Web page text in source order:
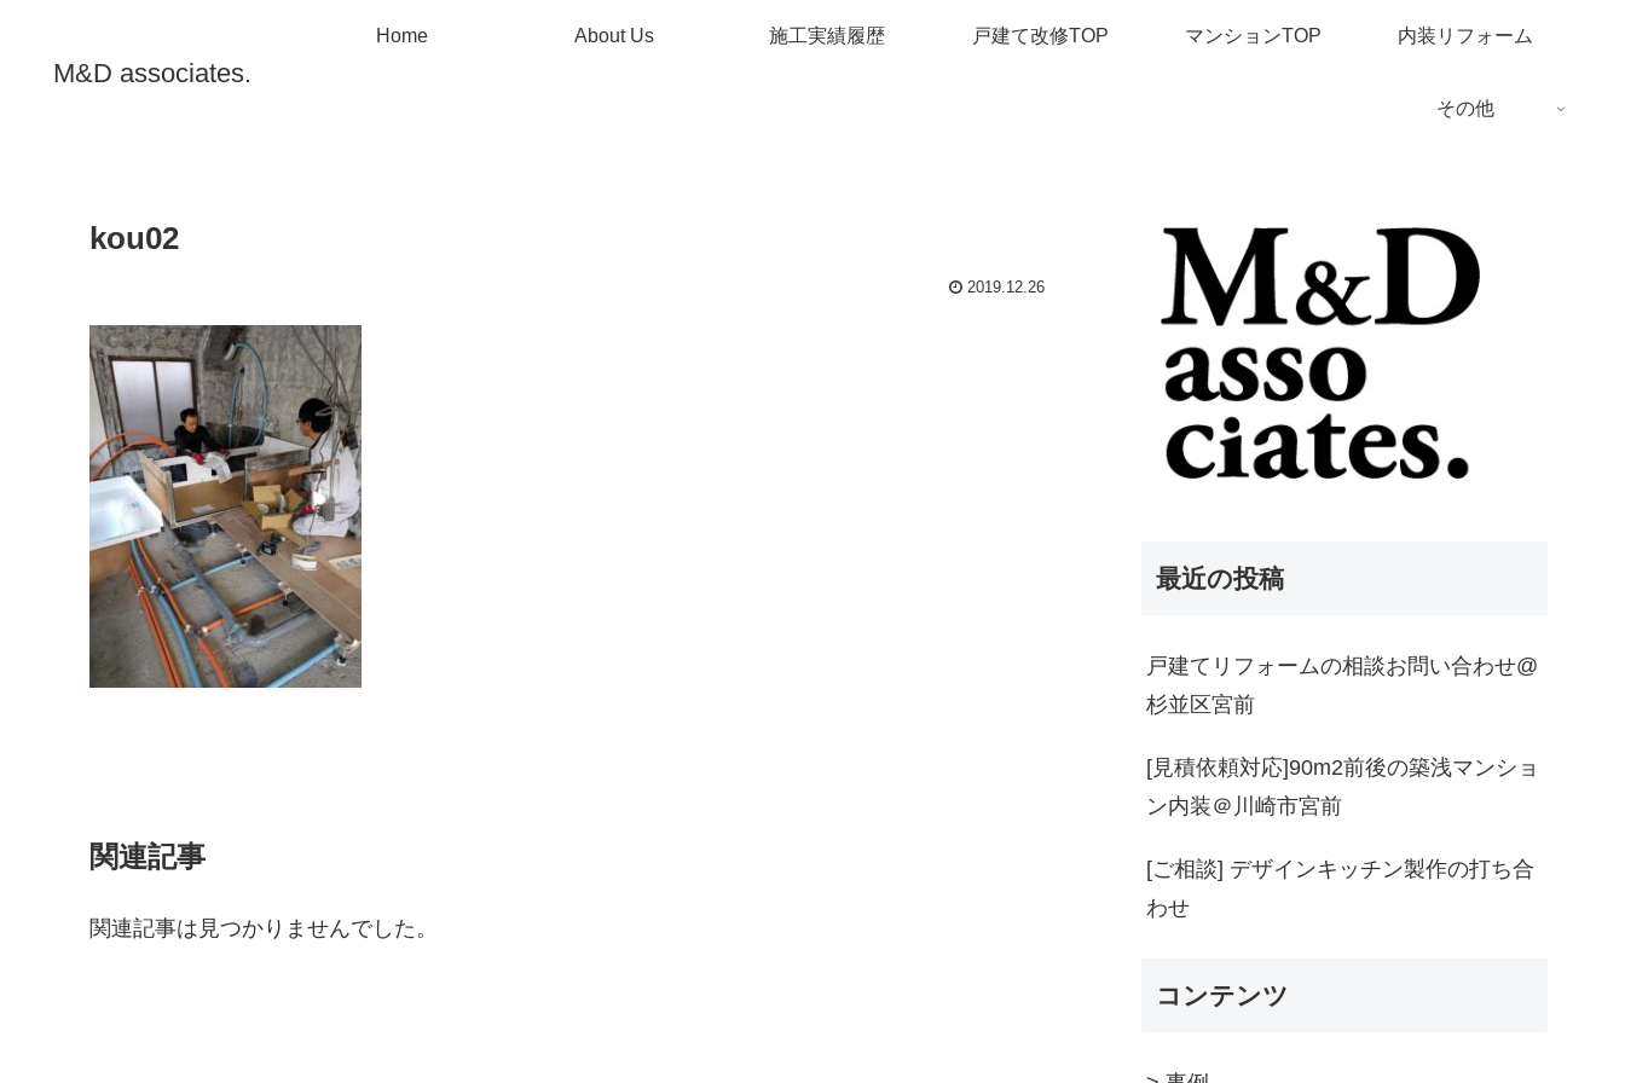
M&D associates.
Home About Us 施工実績履歴 戸建て改修TOP マンションTOP 内装リフォーム
その他
kou02
2019.12.26
関連記事
関連記事は見つかりませんでした。
最近の投稿
戸建てリフォームの相談お問い合わせ@
杉並区宮前
[見積依頼対応]90m2前後の築浅マンショ
ン内装＠川崎市宮前
[ご相談] デザインキッチン製作の打ち合
わせ
コンテンツ